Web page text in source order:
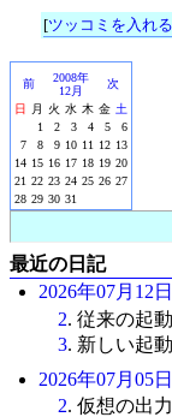
[ツッコミを入れる
前
2008年
12月
次
日
月 火 水 木 金 土
1
2 3 4 5
6
7
8 9 10 11 12 13
14 15 16 17 18 19 20
21 22 23 24 25 26 27
28 29 30 31
最近の日記
2026年07月12日
2. 従来の起
3. 新しい起
2026年07月05日
2. 仮想の出